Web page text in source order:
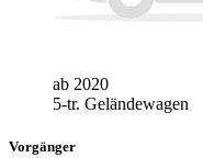
ab 2020
5-tr. Geländewagen
Vorgänger